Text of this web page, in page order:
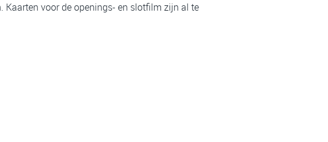
voor de openings- en slotfilm zijn al te